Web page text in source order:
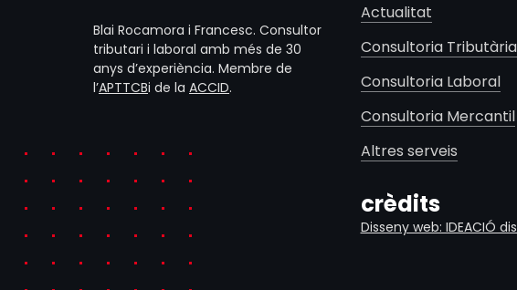
Blai Rocamora i Francesc. Consultor
tributari i laboral amb més de 30
anys d’experiència. Membre de
l’APTTCBi de la ACCID.
Actualitat
Consultoria Tributària
Consultoria Laboral
Consultoria Mercantil
Altres serveis
crèdits
Disseny web: IDEACIÓ